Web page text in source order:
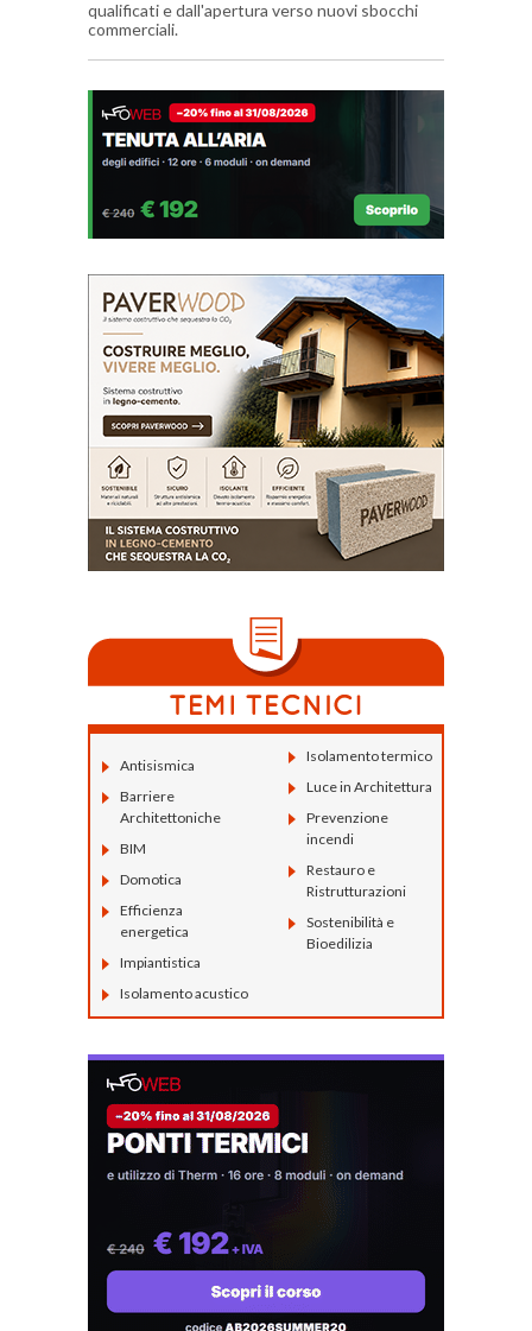
qualificati e dall'apertura verso nuovi sbocchi
commerciali.
Antisismica
Barriere
Architettoniche
BIM
Domotica
Efficienza
energetica
Impiantistica
Isolamento acustico
Isolamento termico
Luce in Architettura
Prevenzione
incendi
Restauro e
Ristrutturazioni
Sostenibilità e
Bioedilizia